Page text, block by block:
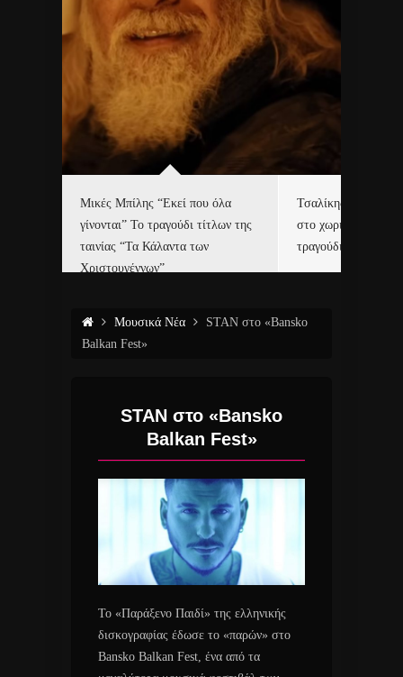
Μικές Μπίλης “Εκεί που όλα
γίνονται” Το τραγούδι τίτλων της
ταινίας “Τα Κάλαντα των
Χριστουγέννων”
Τσαλίκης,
στο χωριό του Άι
τραγούδι και video
Μουσικά Νέα
STAN στο «Bansko
Balkan Fest»
STAN στο «Bansko
Balkan Fest»
Το «Παράξενο Παιδί» της ελληνικής
δισκογραφίας έδωσε το «παρών» στο
Bansko Balkan Fest, ένα από τα